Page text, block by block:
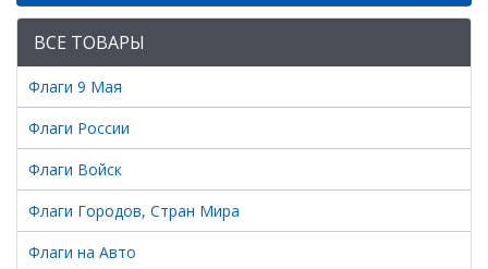
ВСЕ ТОВАРЫ
Флаги 9 Мая
Флаги России
Флаги Войск
Флаги Городов, Стран Мира
Флаги на Авто